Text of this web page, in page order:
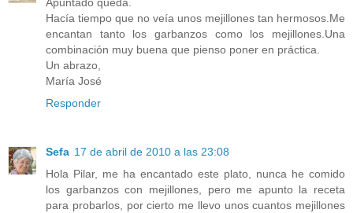
Apuntado queda.
Hacía tiempo que no veía unos mejillones tan hermosos.Me
encantan tanto los garbanzos como los mejillones.Una
combinación muy buena que pienso poner en práctica.
Un abrazo,
María José
Responder
Sefa 17 de abril de 2010 a las 23:08
Hola Pilar, me ha encantado este plato, nunca he comido
los garbanzos con mejillones, pero me apunto la receta
para probarlos, por cierto me llevo unos cuantos mejillones